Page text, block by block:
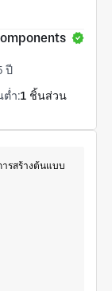
ปี
ต่ำ:1 ชิ้นส่วน